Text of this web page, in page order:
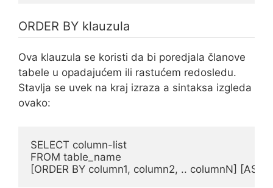
ORDER BY klauzula
Ova klauzula se koristi da bi poredjala članove
tabele u opadajućem ili rastućem redosledu.
Stavlja se uvek na kraj izraza a sintaksa izgleda
ovako:
SELECT column-list
FROM table_name
[ORDER BY column1, column2, .. columnN] [ASC